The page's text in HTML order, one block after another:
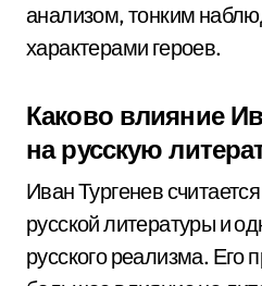
анализом, тонким
характерами героев.
Каково влияние
на русскую
Иван Тургенев
русской литературы и
русского реализма. Его